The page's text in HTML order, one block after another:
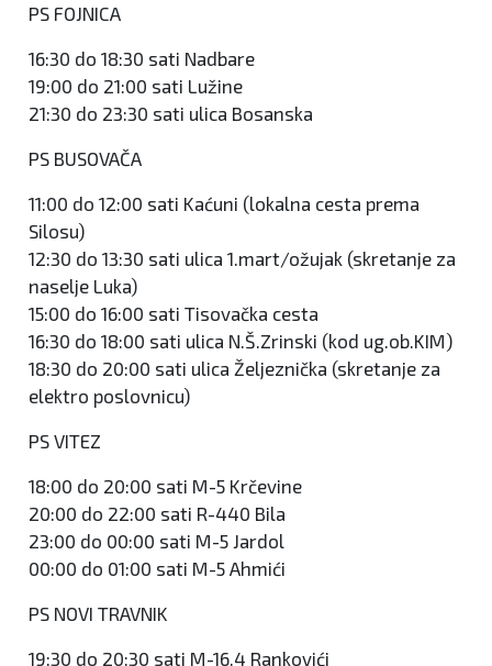
PS FOJNICA
16:30 do 18:30 sati Nadbare
19:00 do 21:00 sati Lužine
21:30 do 23:30 sati ulica Bosanska
PS BUSOVAČA
11:00 do 12:00 sati Kaćuni (lokalna cesta prema
Silosu)
12:30 do 13:30 sati ulica 1.mart/ožujak (skretanje za
naselje Luka)
15:00 do 16:00 sati Tisovačka cesta
16:30 do 18:00 sati ulica N.Š.Zrinski (kod ug.ob.KIM)
18:30 do 20:00 sati ulica Željeznička (skretanje za
elektro poslovnicu)
PS VITEZ
18:00 do 20:00 sati M-5 Krčevine
20:00 do 22:00 sati R-440 Bila
23:00 do 00:00 sati M-5 Jardol
00:00 do 01:00 sati M-5 Ahmići
PS NOVI TRAVNIK
19:30 do 20:30 sati M-16.4 Rankovići